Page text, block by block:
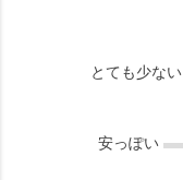
とても少ない
安っぽい